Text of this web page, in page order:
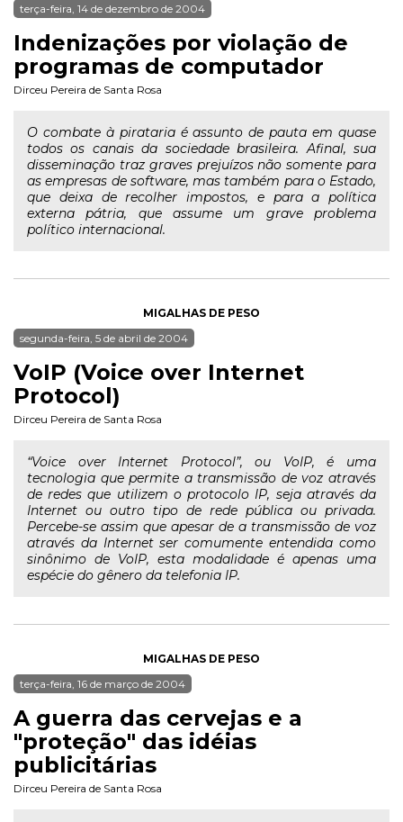
terça-feira, 14 de dezembro de 2004
Indenizações por violação de
programas de computador
Dirceu Pereira de Santa Rosa
O combate à pirataria é assunto de pauta em quase
todos os canais da sociedade brasileira. Afinal, sua
disseminação traz graves prejuízos não somente para
as empresas de software, mas também para o Estado,
que deixa de recolher impostos, e para a política
externa pátria, que assume um grave problema
político internacional.
MIGALHAS DE PESO
segunda-feira, 5 de abril de 2004
VoIP (Voice over Internet
Protocol)
Dirceu Pereira de Santa Rosa
“Voice over Internet Protocol”, ou VoIP, é uma
tecnologia que permite a transmissão de voz através
de redes que utilizem o protocolo IP, seja através da
Internet ou outro tipo de rede pública ou privada.
Percebe-se assim que apesar de a transmissão de voz
através da Internet ser comumente entendida como
sinônimo de VoIP, esta modalidade é apenas uma
espécie do gênero da telefonia IP.
MIGALHAS DE PESO
terça-feira, 16 de março de 2004
A guerra das cervejas e a
"proteção" das idéias
publicitárias
Dirceu Pereira de Santa Rosa